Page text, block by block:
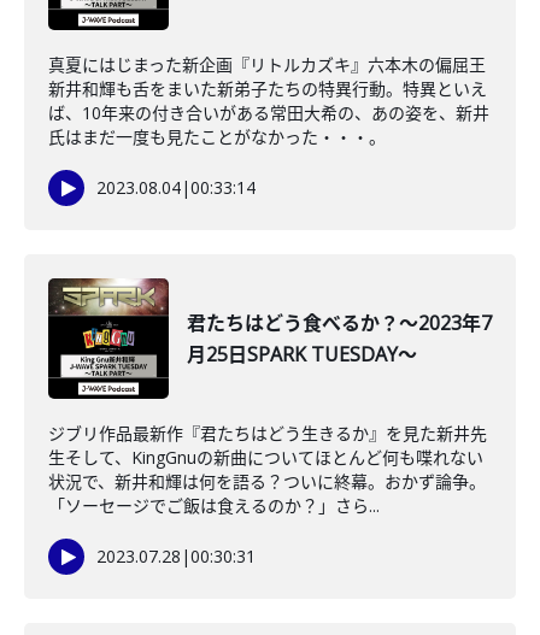
真夏にはじまった新企画『リトルカズキ』六本木の偏屈王
新井和輝も舌をまいた新弟子たちの特異行動。特異といえ
ば、10年来の付き合いがある常田大希の、あの姿を、新井
氏はまだ一度も見たことがなかった・・・。
2023.08.04|00:33:14
君たちはどう食べるか？～2023年7
月25日SPARK TUESDAY～
ジブリ作品最新作『君たちはどう生きるか』を見た新井先
生そして、KingGnuの新曲についてほとんど何も喋れない
状況で、新井和輝は何を語る？ついに終幕。おかず論争。
「ソーセージでご飯は食えるのか？」さら...
2023.07.28 |00:30:31